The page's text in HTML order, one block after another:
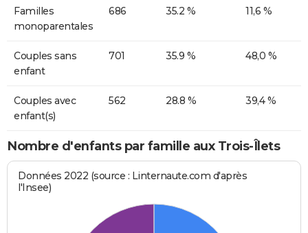
Familles
monoparentales
686 35.2 % 11,6 %
Couples sans
enfant
701 35.9 % 48,0 %
Couples avec
enfant(s)
562 28.8 % 39,4 %
Nombre d'enfants par famille aux Trois-Îlets
Données 2022 (source : Linternaute.com d'après
l'Insee)